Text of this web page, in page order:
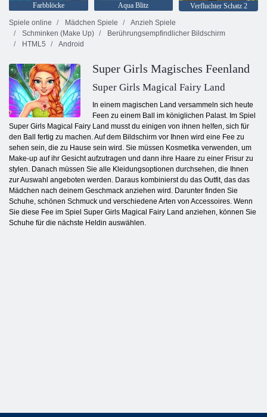
Farbblöcke Aqua Blitz
Verfluchter Schatz 2
Spiele online
Mädchen Spiele
Anzieh Spiele
Schminken (Make Up)
Berührungsempfindlicher Bildschirm
HTML5
Android
Super Girls Magisches Feenland
Super Girls Magical Fairy Land
In einem magischen Land versammeln sich heute
Feen zu einem Ball im königlichen Palast. Im Spiel
Super Girls Magical Fairy Land musst du einigen von ihnen helfen, sich für
den Ball fertig zu machen. Auf dem Bildschirm vor Ihnen wird eine Fee zu
sehen sein, die zu Hause sein wird. Sie müssen Kosmetika verwenden, um
Make-up auf ihr Gesicht aufzutragen und dann ihre Haare zu einer Frisur zu
stylen. Danach müssen Sie alle Kleidungsoptionen durchsehen, die Ihnen
zur Auswahl angeboten werden. Daraus kombinierst du das Outfit, das das
Mädchen nach deinem Geschmack anziehen wird. Darunter finden Sie
Schuhe, schönen Schmuck und verschiedene Arten von Accessoires. Wenn
Sie diese Fee im Spiel Super Girls Magical Fairy Land anziehen, können Sie
Schuhe für die nächste Heldin auswählen.